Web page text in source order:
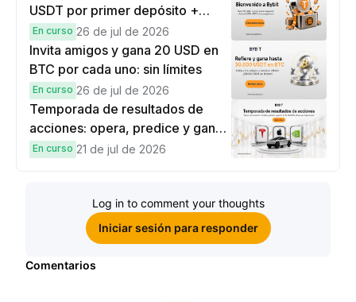
USDT por primer depósito +
hasta 9,999 USDT en
recompensas
En curso 26 de jul de 2026
Invita amigos y gana 20 USD en
BTC por cada uno: sin límites
En curso 26 de jul de 2026
Temporada de resultados de
acciones: opera, predice y gana
una Cybertruck.
En curso 21 de jul de 2026
Log in to comment your thoughts
Iniciar sesión para responder
Comentarios